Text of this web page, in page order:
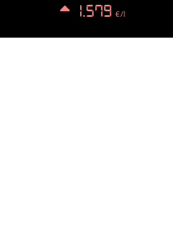
1.579 €/l